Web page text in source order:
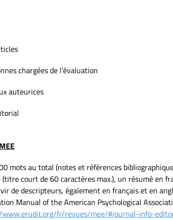
chargées de l’évaluation
auteurices
mots au total (notes et références
court de 60 caractères max.), un résumé en
de descripteurs, également en français et en
Manual of the American Psychological
www.erudit.org/fr/revues/mee/#journal-info-